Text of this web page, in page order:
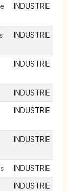
INDUSTRIE
INDUSTRIE
INDUSTRIE
INDUSTRIE
INDUSTRIE
INDUSTRIE
INDUSTRIE
INDUSTRIE